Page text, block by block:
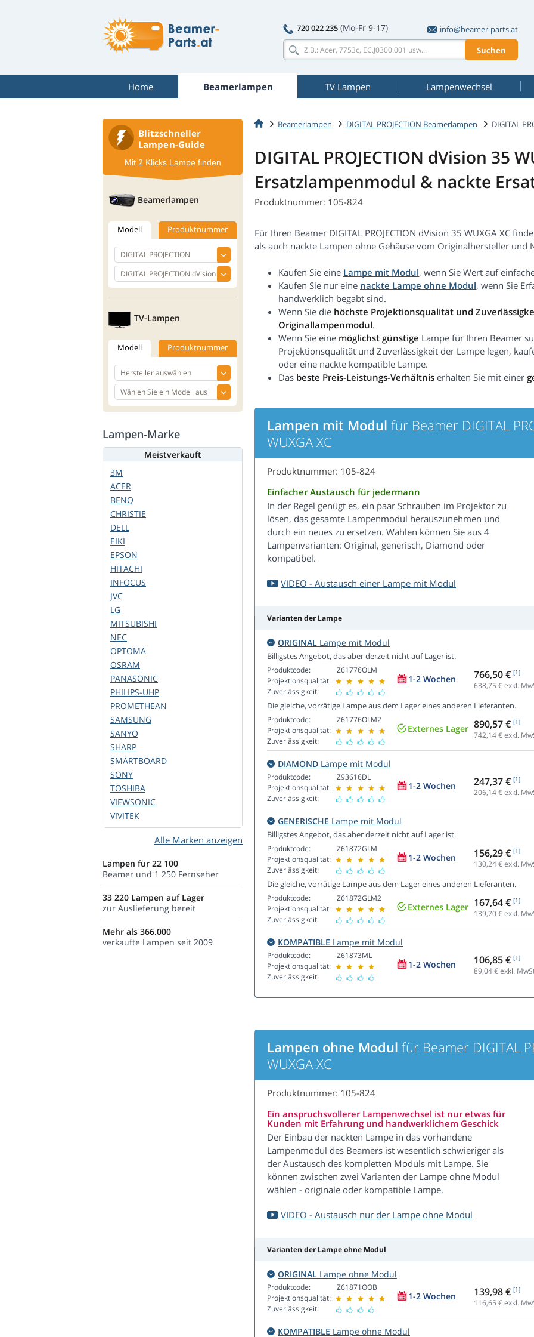
720 022 235 (Mo-Fr 9-17)
info@beamer-parts.at
Suchen
Home Beamerlampen TV Lampen Lampenwechsel
Beamerlampen DIGITAL PROJECTION Beamerlampen DIGITAL
DIGITAL PROJECTION dVision 35
Ersatzlampenmodul & nackte
Produktnummer: 105-824
Für Ihren Beamer DIGITAL PROJECTION dVision 35 WUXGA XC
als auch nackte Lampen ohne Gehäuse vom Originalhersteller und
Kaufen Sie eine Lampe mit Modul, wenn Sie Wert auf
Kaufen Sie nur eine nackte Lampe ohne Modul, wenn Sie
handwerklich begabt sind.
Wenn Sie die höchste Projektionsqualität und
Originallampenmodul.
Wenn Sie eine möglichst günstige Lampe für Ihren Beamer
Projektionsqualität und Zuverlässigkeit der Lampe legen,
oder eine nackte kompatible Lampe.
Das beste Preis-Leistungs-Verhältnis erhalten Sie mit einer
Lampen mit Modul für Beamer DIGITAL
WUXGA XC
Produktnummer: 105-824
Einfacher Austausch für jedermann
In der Regel genügt es, ein paar Schrauben im Projektor zu
lösen, das gesamte Lampenmodul herauszunehmen und
durch ein neues zu ersetzen. Wählen können Sie aus 4
Lampenvarianten: Original, generisch, Diamond oder
kompatibel.
VIDEO - Austausch einer Lampe mit Modul
Varianten der Lampe
ORIGINAL Lampe mit Modul
Billigstes Angebot, das aber derzeit nicht auf Lager ist.
Produktcode:
Projektionsqualität:
Zuverlässigkeit:
Z61776OLM
1-2 Wochen 766,50 € [1]
638,75 € exkl.
Die gleiche, vorrätige Lampe aus dem Lager eines anderen Lieferanten.
Produktcode:
Projektionsqualität:
Zuverlässigkeit:
Z61776OLM2
Externes Lager 890,57 € [1]
742,14€ exkl.
DIAMOND Lampe mit Modul
Produktcode:
Projektionsqualität:
Zuverlässigkeit:
Z93616DL
1-2 Wochen 247,37 € [1]
206,14€ exkl.
GENERISCHE Lampe mit Modul
Billigstes Angebot, das aber derzeit nicht auf Lager ist.
Produktcode:
Projektionsqualität:
Zuverlässigkeit:
Z61872GLM
1-2 Wochen 156,29 € [1]
130,24€ exkl.
Die gleiche, vorrätige Lampe aus dem Lager eines anderen Lieferanten.
Produktcode:
Projektionsqualität:
Zuverlässigkeit:
Z61872GLM2
Externes Lager 167,64 € [1]
139,70€ exkl.
KOMPATIBLE Lampe mit Modul
Produktcode:
Projektionsqualität:
Zuverlässigkeit:
Z61873ML
1-2 Wochen 106,85 € [1]
89,04€ exkl.
Lampen ohne Modul für Beamer DIGITAL
WUXGA XC
Produktnummer: 105-824
Ein anspruchsvollerer Lampenwechsel ist nur etwas für
Kunden mit Erfahrung und handwerklichem Geschick
Der Einbau der nackten Lampe in das vorhandene
Lampenmodul des Beamers ist wesentlich schwieriger als
der Austausch des kompletten Moduls mit Lampe. Sie
können zwischen zwei Varianten der Lampe ohne Modul
wählen - originale oder kompatible Lampe.
VIDEO - Austausch nur der Lampe ohne Modul
Varianten der Lampe ohne Modul
ORIGINAL Lampe ohne Modul
Produktcode:
Projektionsqualität:
Zuverlässigkeit:
Z61871OOB
1-2 Wochen 139,98 € [1]
116,65 € exkl.
KOMPATIBLE Lampe ohne Modul
Blitzschneller
Lampen-Guide
Mit 2 Klicks Lampe finden
Beamerlampen
Modell Produktnummer
TV-Lampen
Modell Produktnummer
Lampen-Marke
Meistverkauft
3M
ACER
BENQ
CHRISTIE
DELL
EIKI
EPSON
HITACHI
INFOCUS
JVC
LG
MITSUBISHI
NEC
OPTOMA
OSRAM
PANASONIC
PHILIPS-UHP
PROMETHEAN
SAMSUNG
SANYO
SHARP
SMARTBOARD
SONY
TOSHIBA
VIEWSONIC
VIVITEK
Alle Marken anzeigen
Lampen für 22 100
Beamer und 1 250 Fernseher
33 220 Lampen auf Lager
zur Auslieferung bereit
Mehr als 366.000
verkaufte Lampen seit 2009